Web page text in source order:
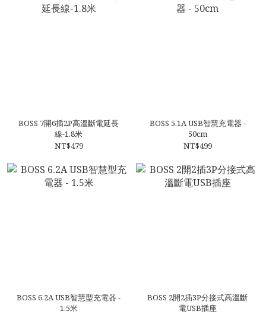
BOSS 7開6插2P高溫斷電延長
線-1.8米
NT$479
BOSS 5.1A USB智慧充電器 -
50cm
NT$499
BOSS 6.2A USB智慧型充電器 -
1.5米
BOSS 2開2插3P分接式高溫斷
電USB插座